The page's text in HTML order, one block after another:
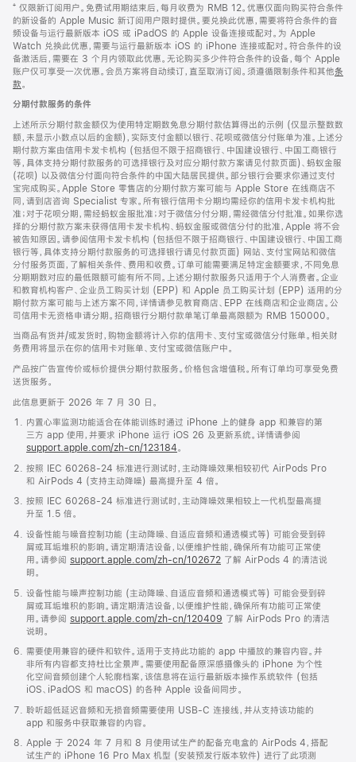
⁺ 仅限新订阅用户。免费试用期结束后，每月收费为 RMB 12。优惠仅面向购买符合条件
的新设备的 Apple Music 新订阅用户限时提供。要兑换此优惠，需要将符合条件的音
频设备与运行最新版本 iOS 或 iPadOS 的 Apple 设备连接或配对。为 Apple
Watch 兑换此优惠，需要与运行最新版本 iOS 的 iPhone 连接或配对。符合条件的设
备激活后，需要在 3 个月内领取此优惠。无论购买多少件符合条件的设备，每个 Apple
账户仅可享受一次优惠。会员方案将自动续订，直至取消订阅。须遵循限制条件和其他条
款。
窗
口
中
打
开)
分期付款服务的条件
上述所示分期付款金额仅为使用特定期数免息分期付款估算得出的示例 (仅显示整数数
额，未显示小数点以后的金额)，实际支付金额以银行、花呗或微信分付账单为准。上述分
期付款方案由信用卡发卡机构 (包括但不限于招商银行、中国建设银行、中国工商银行
等，具体支持分期付款服务的可选择银行及对应分期付款方案请见付款页面)、蚂蚁金服
(花呗) 以及微信分付面向符合条件的中国大陆居民提供。部分银行会要求你通过支付
宝完成购买。Apple Store 零售店的分期付款方案可能与 Apple Store 在线商店不
同，请到店咨询 Specialist 专家。所有银行信用卡分期均需经你的信用卡发卡机构批
准；对于花呗分期，需经蚂蚁金服批准；对于微信分付分期，需经微信分付批准。如果你选
择的分期付款方案未获得信用卡发卡机构、蚂蚁金服或微信分付的批准，Apple 将不会
被告知原因。请参阅信用卡发卡机构 (包括但不限于招商银行、中国建设银行、中国工商
银行等，具体支持分期付款服务的可选择银行请见付款页面) 网站、支付宝网站和微信
分付服务页面，了解相关条件、费用和收费。订单可能需要满足特定金额要求，不同免息
分期期数对应的最低限额可能有所不同。上述分期付款服务只适用于个人消费者。企业
和教育机构客户、企业员工购买计划 (EPP) 和 Apple 员工购买计划 (EPP) 适用的分
期付款方案可能与上述方案不同，详情请参见教育商店、EPP 在线商店和企业商店。公
司信用卡无资格申请分期。招商银行分期付款单笔订单最高限额为 RMB 150000。
当商品有货并/或发货时，购物金额将计入你的信用卡、支付宝或微信分付账单。相关财
务费用将显示在你的信用卡对账单、支付宝或微信账户中。
产品按广告宣传价或标价提供分期付款服务。价格包含增值税。所有订单均可享受免费
送货服务。
此信息更新于 2026 年 7 月 30 日。
内置心率监测功能适合在体能训练时通过 iPhone 上的健身 app 和兼容的第
三方 app 使用，并要求 iPhone 运行 iOS 26 及更新系统。详情请参阅
support.apple.com/zh-cn/123184。
按照 IEC 60268-24 标准进行测试时，主动降噪效果相较初代 AirPods Pro
和 AirPods 4 (支持主动降噪) 最高提升至 4 倍。
按照 IEC 60268-24 标准进行测试时，主动降噪效果相较上一代机型最高提
升至 1.5 倍。
设备性能与噪音控制功能 (主动降噪、自适应音频和通透模式等) 可能会受到碎
屑或耳垢堆积的影响。请定期清洁设备，以便维护性能，确保所有功能可正常使
用。请参阅 support.apple.com/zh-cn/102672 了解 AirPods 4 的清洁说
明。
设备性能与噪声控制功能 (主动降噪、自适应音频和通透模式等) 可能会受到碎
屑或耳垢堆积的影响。请定期清洁设备，以便维护性能，确保所有功能可正常使
用。请参阅 support.apple.com/zh-cn/120409 了解 AirPods Pro 的清洁
说明。
需要使用兼容的硬件和软件。适用于支持此功能的 app 中播放的兼容内容。并
非所有内容都支持杜比全景声。需要使用配备原深感摄像头的 iPhone 为个性
化空间音频创建个人轮廓档案，该信息将在运行最新版本操作系统软件 (包括
iOS、iPadOS 和 macOS) 的各种 Apple 设备间同步。
聆听超低延迟音频和无损音频需要使用 USB-C 连接线，并从支持该功能的
app 和服务中获取兼容的内容。
Apple 于 2024 年 7 月和 8 月使用试生产的配备充电盒的 AirPods 4，搭配
试生产的 iPhone 16 Pro Max 机型 (安装预发行版本软件) 进行了此项测